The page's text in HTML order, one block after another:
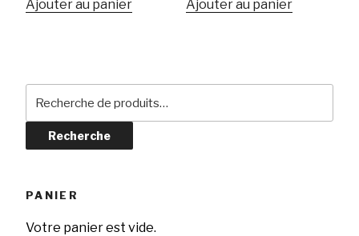
Ajouter au panier
Ajouter au panier
pour :
Recherche
PANIER
Votre panier est vide.